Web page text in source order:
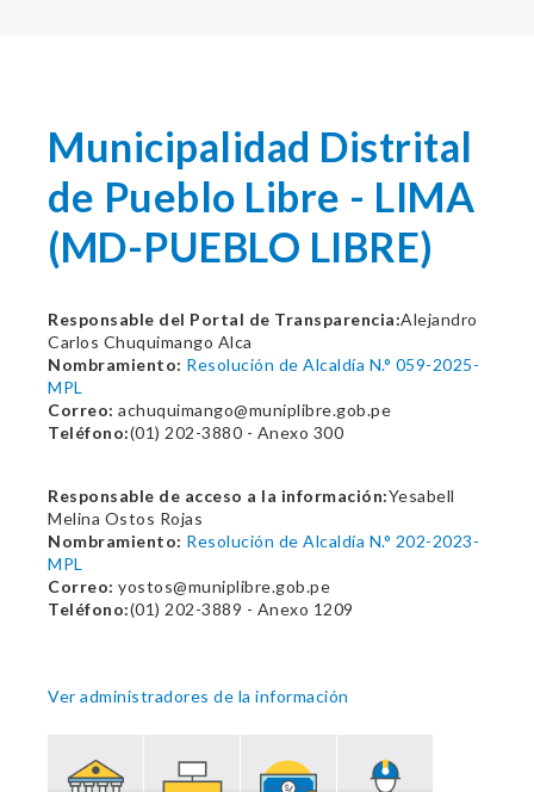
Municipalidad Distrital
de Pueblo Libre - LIMA
(MD-PUEBLO LIBRE)
Responsable del Portal de Transparencia:Alejandro
Carlos Chuquimango Alca
Nombramiento: Resolución de Alcaldía N.° 059-2025-
MPL
Correo: achuquimango@muniplibre.gob.pe
Teléfono:(01) 202-3880 - Anexo 300
Responsable de acceso a la información:Yesabell
Melina Ostos Rojas
Nombramiento: Resolución de Alcaldía N.° 202-2023-
MPL
Correo: yostos@muniplibre.gob.pe
Teléfono:(01) 202-3889 - Anexo 1209
Ver administradores de la información